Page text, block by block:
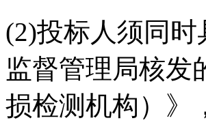
(2)投标人须同
监督管理局核发
损检测机构）》